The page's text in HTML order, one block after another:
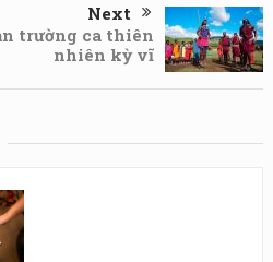
Next
trường ca thiên
nhiên kỳ vĩ